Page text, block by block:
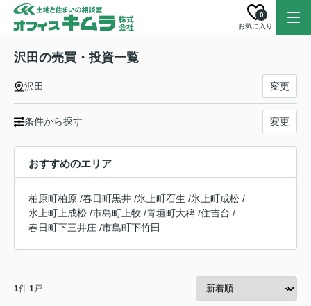
お気に入り
0
沢田の売買・投資一覧
沢田 変更
条件から探す 変更
おすすめのエリア
柏原町柏原 /春日町黒井 /氷上町石生 /氷上町成松 /
氷上町上成松 /市島町上牧 /青垣町大稗 /住吉台 /
春日町下三井庄 /市島町下竹田
1件 1戸